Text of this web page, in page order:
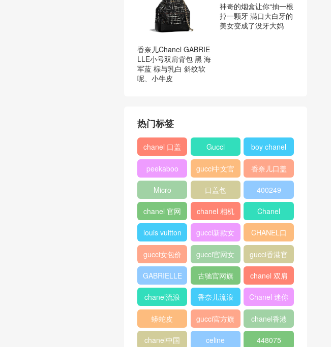
香奈儿Chanel GABRIE
LLE小号双肩背包 黑 海
军蓝 棕与乳白 斜纹软
呢、小牛皮
神奇的烟盒让你“抽一根
掉一颗牙 满口大白牙的
美女变成了没牙大妈
热门标签
chanel 口盖
包
Gucci
boy chanel
口盖包
peekaboo
gucci中文官
网
香奈儿口盖
包2018
Micro
Luggage
口盖包 400249
chanel 官网
chanel 相机
包
Chanel
louis vuitton
gucci新款女
包
CHANEL口
盖包
gucci女包价
格
gucci官网女
包
gucci香港官
网
GABRIELLE
古驰官网旗
舰店
chanel 双肩
背包
chanel流浪
包价格
香奈儿流浪
包尺寸
Chanel 迷你
口盖包
蟒蛇皮
gucci官方旗
舰店
chanel香港
官网
chanel中国 celine 448075